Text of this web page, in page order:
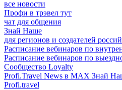
все новости
Профи в трэвел тут
чат для общения
Знай Наше
для регионов и создателей
Расписание вебинаров по
Расписание вебинаров по
Сообщество Loyalty
Profi.Travel News в MAX Знай
Profi.travel